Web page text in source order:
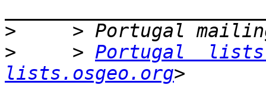
>
>
     >
Portugal
lists.osgeo.org